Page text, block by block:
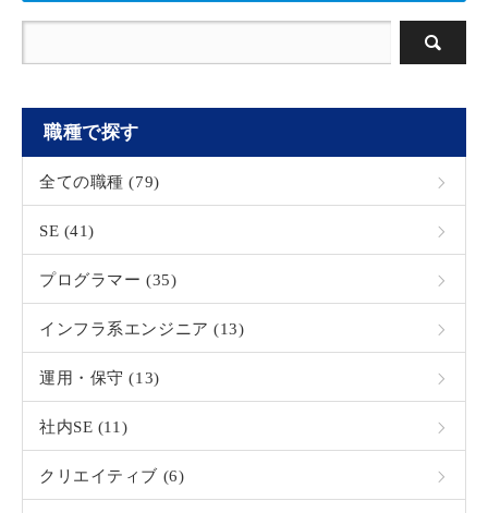
職種で探す
全ての職種 (79)
SE (41)
プログラマー (35)
インフラ系エンジニア (13)
運用・保守 (13)
社内SE (11)
クリエイティブ (6)